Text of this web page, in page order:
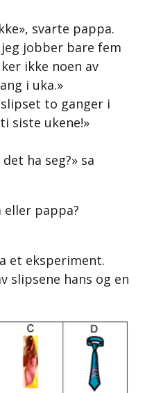
svarte pappa.
jobber bare fem
ikke noen av
i uka.»
to ganger i
siste ukene!»
ha seg?» sa
eller pappa?
et eksperiment.
slipsene hans og en